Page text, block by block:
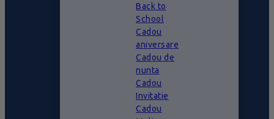
Back to
School
Cadou
aniversare
Cadou de
nunta
Cadou
Invitatie
Cadou